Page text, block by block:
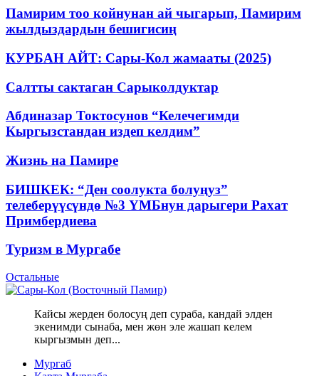
Памирим тоо койнунан ай чыгарып, Памирим
жылдыздардын бешигисиң
КУРБАН АЙТ: Сары-Кол жамааты (2025)
Салтты сактаган Cарыколдуктар
Абдиназар Токтосунов “Келечегимди
Кыргызстандан издеп келдим”
Жизнь на Памире
БИШКЕК: “Ден соолукта болуңуз”
телеберүүсүндө №3 ҮМБнун дарыгери Рахат
Примбердиева
Туризм в Мургабе
Остальные
Кайсы жерден болосуң деп сураба, кандай элден
экенимди сынаба, мен жөн эле жашап келем
кыргызмын деп...
Мургаб